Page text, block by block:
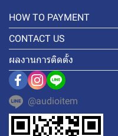
HOW TO PAYMENT
CONTACT US
ผลงานการติดตั้ง
@audioitem